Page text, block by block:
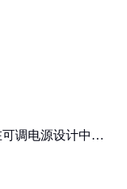
调电源设计中的